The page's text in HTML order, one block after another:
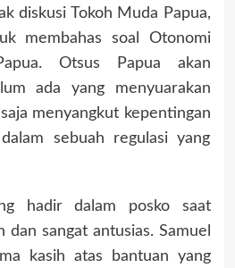
diskusi Tokoh Muda Papua,
membahas soal Otonomi
Otsus Papua akan
ada yang menyuarakan
menyangkut kepentingan
sebuah regulasi yang
hadir dalam posko saat
dan sangat antusias. Samuel
kasih atas bantuan yang